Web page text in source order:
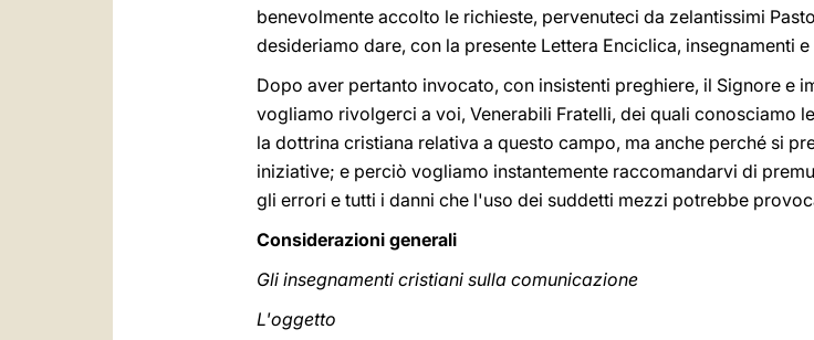
benevolmente accolto le richieste, pervenuteci da zelantissimi
desideriamo dare, con la presente Lettera Enciclica, insegnamenti
Dopo aver pertanto invocato, con insistenti preghiere, il Signore e
vogliamo rivolgerci a voi, Venerabili Fratelli, dei quali conosciamo
la dottrina cristiana relativa a questo campo, ma anche perché si
iniziative; e perciò vogliamo instantemente raccomandarvi di
gli errori e tutti i danni che l'uso dei suddetti mezzi potrebbe
Considerazioni generali
Gli insegnamenti cristiani sulla comunicazione
L'oggetto